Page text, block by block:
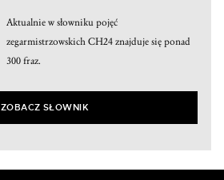
Aktualnie w słowniku pojęć
zegarmistrzowskich CH24 znajduje się ponad
300 fraz.
ZOBACZ SŁOWNIK